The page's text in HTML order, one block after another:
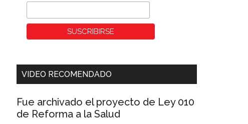
VIDEO RECOMENDADO
Fue archivado el proyecto de Ley 010
de Reforma a la Salud